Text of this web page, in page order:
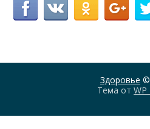
Здоровье ©
Тема от WP